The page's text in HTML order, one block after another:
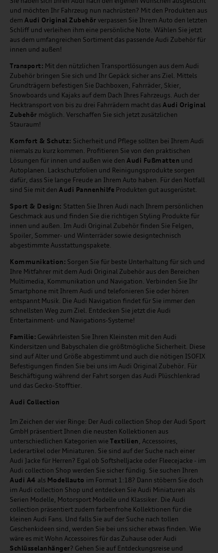
und möchten Ihr Fahrzeug nun nachrüsten? Mit den Produkten aus
dem Audi Original Zubehör verpassen Sie Ihrem Auto den letzten
Schliff und verleihen ihm eine persönliche Note. Wählen Sie jetzt
aus dem umfangreichen Sortiment das passende Audi Zubehör für
innen und außen!
Transport: Mit den nützlichen Transportlösungen aus dem Audi
Zubehör bringen Sie sich und Ihr Gepäck sicher ans Ziel. Mittels
Grundträgern befestigen Sie Dachboxen, Fahrräder, Skier,
Snowboards und Kajaks auf dem Dach Ihres Fahrzeugs. Auch der
Hecktransport von bis zu drei Fahrrädern macht dasAudi Original
Zubehör möglich. Verschaffen Sie sich jetzt zusätzlichen
Stauraum!
Komfort & Schutz: Sicherheit und Pflege sollten bei Ihrem Audi
niemals zu kurz kommen. Profitieren Sie von den praktischen
Lösungen für innen und außen wie den Audi Fußmatten und
Autoplanen. Lackschutzfolien und Reinigungsprodukte sorgen
dafür, dass Sie lange Freude an Ihrem Auto haben. Für den Notfall
sind Sie mit den Audi Pannenhilfe Produkten gut ausgerüstet.
Sport & Design: Statten Sie Ihren Audi nach Ihrem persönlichen
Geschmack aus und finden Sie die richtigen Styling Produkte für
innen und außen. Im Audi Original Zubehör finden Sie Felgen,
Spoiler, Sommer- und Winterräder sowie designtechnisch
abgestimmte Ausstattungspakete.
Kommunikation: Sorgen Sie für beste Unterhaltung für sich und
Ihre Mitfahrer mit dem Audi Original Zubehör aus den Bereichen
Multimedia, Kommunikation und Navigation. Verbinden Sie Ihr
Smartphone mit Ihrem Audi und telefonieren Sie oder hören
entspannt Musik. Die Audi Navigation findet für Sie immer den
schnellsten Weg zum Ziel. Entdecken Sie jetzt die Audi
Entertainment- und Navigations-Systeme!
Familie: Gewährleisten Sie Ihren Kleinsten mit den Audi
Kindersitzen und Babyschalen die größtmögliche Sicherheit. Diese
sind auf Alter und Größe abgestimmt und auch die nötigen ISOFIX
Befestigungen finden Sie bei uns im Audi Original Zubehör. Für
Beschäftigung während der Fahrt sorgen das Audi Plüschlenkrad
und das Gecko-Stofftier.
Audi Collection
Im Zeichen der vier Ringe: Der Audi collection Shop der Audi Sport
GmbH präsentiert Ihnen die neusten Kollektionen aus
unterschiedlichen Kategorien wie Textilien, Accessoires,
Lederartikel oder Miniaturen. Sie sind auf der Suche nach einer
Audi Jacke für Herren? Egal ob Softshelljacke oder Fleecejacke - im
Audi collection Shop werden Sie sicher fündig. Sie suchen Ihren
Audi A4 als Modellauto im Format 1:18? Dann stöbern Sie doch
im Audi collection Shop und entdecken Sie Audi Miniaturen als
Serien Modelle, Motorsport Modelle und Klassiker. Die Audi
collection präsentiert zudem farbenfrohe Kollektionen für die
kleinen Audi Fans. Und falls Sie auf der Suche nach tollen
Geschenkideen sind, werden Sie bei uns sicher etwas finden. Wie
wäre es mit Wohn Accessoires für das Zuhause oder Audi
Schlüsselanhänger? Gehen Sie auf Entdeckungsreise und